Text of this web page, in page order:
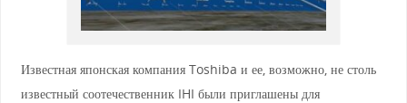
Известная японская компания Toshiba и ее, возможно, не столь
известный соотечественник IHI были приглашены для